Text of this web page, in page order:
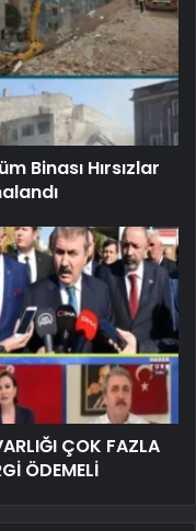
Binası Hırsızlar
ÇOK FAZLA
ÖDEMELİ